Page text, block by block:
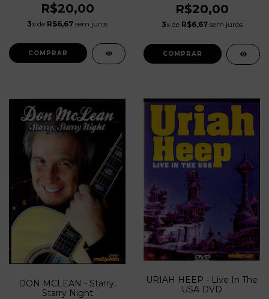
R$20,00
3x de R$6,67sem juros
R$20,00
3x de R$6,67sem juros
DON MCLEAN - Starry,
Starry Night
URIAH HEEP - Live In The
USA DVD